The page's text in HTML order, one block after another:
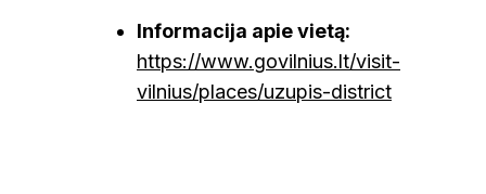
Informacija apie vietą:
https://www.govilnius.lt/visit-
vilnius/places/uzupis-district